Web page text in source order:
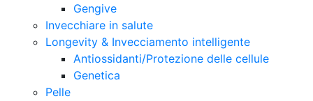
Gengive
Invecchiare in salute
Longevity & Invecciamento intelligente
Antiossidanti/Protezione delle cellule
Genetica
Pelle